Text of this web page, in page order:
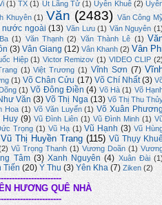
(1) TX (1) Út Lãng Tử (1) Uyên Khuê (2)
Khuyên (1) Văn (2483) Văn Công
nước ngoài (13) Văn Lưu (1) Văn Nguyên
(1) Văn Thạnh (2) Văn Thành Lê (1)
(3) Vân Giang (12) Vân Khanh (2) Vân
Hiệp (1) Victor Remizov (1) VIDEO CLIP
(1) Việt Trương (1) Vĩnh Sơn (7)
(1) Võ Chân Cửu (17) Võ Chí Nhất (3)
(1) Võ Đông Điền (4) Võ Hà (1) Võ
Văn (3) Võ Thị Nga (13) Võ Thị Thu
Hoa (1) Võ Văn Luyến (1) Võ Xuân
Huy (9) Vũ Đình Liên (1) Vũ Đình Minh (1)
Trọng (1) Vũ Hạ (1) Vũ Hạnh (3) Vũ
Vũ Thị Huyền Trang (115) Vũ Thụy
Vũ Trọng Thanh (1) Vương Doãn (1)
Tâm (3) Xanh Nguyên (4) Xuân Đài
Tiến (20) Ý Thu (3) Yên Kha (7) Ziken (2)
HƯƠNG QUÊ NHÀ